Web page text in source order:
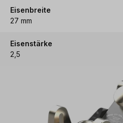
Eisenbreite
27 mm
Eisenstärke
2,5